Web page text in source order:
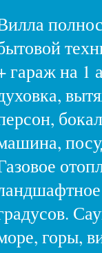
гараж на 1
горы,